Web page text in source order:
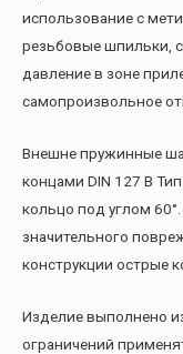
использование с
резьбовые шпильки,
давление в зоне
самопроизвольное
Внешне пружинные
концами DIN 127 B
кольцо под углом
значительного
конструкции острые
Изделие выполнено
ограничений